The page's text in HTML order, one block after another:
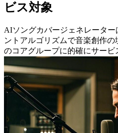
ビス対象
AIソングカバージェネレータ
ントアルゴリズムで音楽創作
のコアグループに的確にサービ